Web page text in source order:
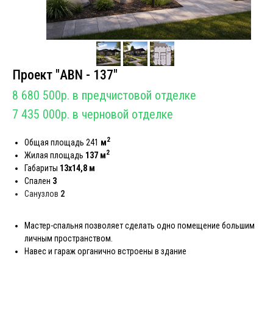
Проект "АBN - 137"
8 680 500р. в предчистовой отделке
7 435 000р. в черновой отделке
Общая площадь 241 м2
Жилая площадь 137 м2
Габариты 13х14,8 м
Спален 3
Санузлов 2
Мастер-спальня позволяет сделать одно помещение большим
личным пространством.
Навес и гараж органично встроены в здание